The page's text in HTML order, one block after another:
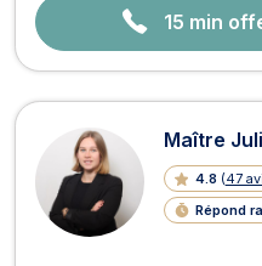
15 min
Maître
4.8 (47
Répond